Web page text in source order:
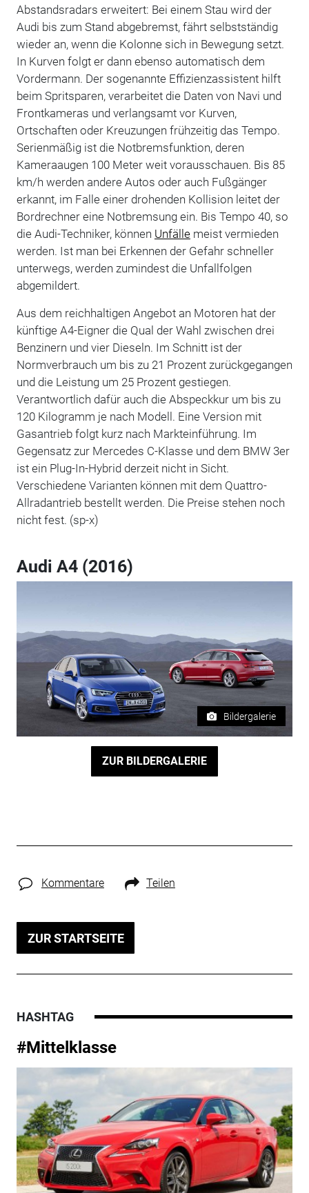
Abstandsradars erweitert: Bei einem Stau wird der
Audi bis zum Stand abgebremst, fährt selbstständig
wieder an, wenn die Kolonne sich in Bewegung setzt.
In Kurven folgt er dann ebenso automatisch dem
Vordermann. Der sogenannte Effizienzassistent hilft
beim Spritsparen, verarbeitet die Daten von Navi und
Frontkameras und verlangsamt vor Kurven,
Ortschaften oder Kreuzungen frühzeitig das Tempo.
Serienmäßig ist die Notbremsfunktion, deren
Kameraaugen 100 Meter weit vorausschauen. Bis 85
km/h werden andere Autos oder auch Fußgänger
erkannt, im Falle einer drohenden Kollision leitet der
Bordrechner eine Notbremsung ein. Bis Tempo 40, so
die Audi-Techniker, können Unfällemeist vermieden
werden. Ist man bei Erkennen der Gefahr schneller
unterwegs, werden zumindest die Unfallfolgen
abgemildert.
Aus dem reichhaltigen Angebot an Motoren hat der
künftige A4-Eigner die Qual der Wahl zwischen drei
Benzinern und vier Dieseln. Im Schnitt ist der
Normverbrauch um bis zu 21 Prozent zurückgegangen
und die Leistung um 25 Prozent gestiegen.
Verantwortlich dafür auch die Abspeckkur um bis zu
120 Kilogramm je nach Modell. Eine Version mit
Gasantrieb folgt kurz nach Markteinführung. Im
Gegensatz zur Mercedes C-Klasse und dem BMW 3er
ist ein Plug-In-Hybrid derzeit nicht in Sicht.
Verschiedene Varianten können mit dem Quattro-
Allradantrieb bestellt werden. Die Preise stehen noch
nicht fest. (sp-x)
Audi A4 (2016)
Bildergalerie
ZUR BILDERGALERIE
Kommentare Teilen
ZUR STARTSEITE
HASHTAG
#Mittelklasse